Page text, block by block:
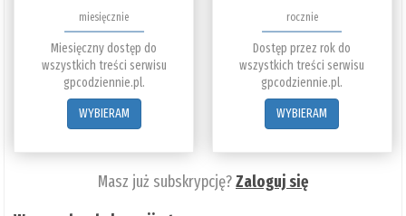
miesięcznie
Miesięczny dostęp do
wszystkich treści serwisu
gpcodziennie.pl.
WYBIERAM
rocznie
Dostęp przez rok do
wszystkich treści serwisu
gpcodziennie.pl.
WYBIERAM
Masz już subskrypcję?Zaloguj się